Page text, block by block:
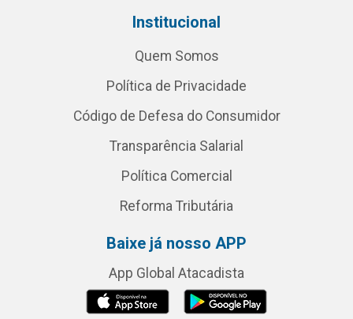
Institucional
Quem Somos
Política de Privacidade
Código de Defesa do Consumidor
Transparência Salarial
Política Comercial
Reforma Tributária
Baixe já nosso APP
App Global Atacadista